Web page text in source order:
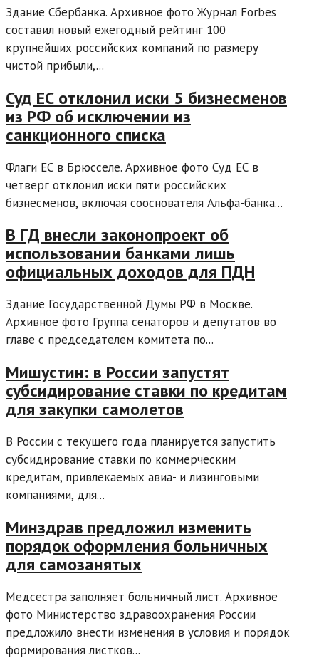
Здание Сбербанка. Архивное фото Журнал Forbes
составил новый ежегодный рейтинг 100
крупнейших российских компаний по размеру
чистой прибыли,...
Суд ЕС отклонил иски 5 бизнесменов
из РФ об исключении из
санкционного списка
Флаги ЕС в Брюсселе. Архивное фото Суд ЕС в
четверг отклонил иски пяти российских
бизнесменов, включая сооснователя Альфа-банка...
В ГД внесли законопроект об
использовании банками лишь
официальных доходов для ПДН
Здание Государственной Думы РФ в Москве.
Архивное фото Группа сенаторов и депутатов во
главе с председателем комитета по...
Мишустин: в России запустят
субсидирование ставки по кредитам
для закупки самолетов
В России с текущего года планируется запустить
субсидирование ставки по коммерческим
кредитам, привлекаемых авиа- и лизинговыми
компаниями, для...
Минздрав предложил изменить
порядок оформления больничных
для самозанятых
Медсестра заполняет больничный лист. Архивное
фото Министерство здравоохранения России
предложило внести изменения в условия и порядок
формирования листков...